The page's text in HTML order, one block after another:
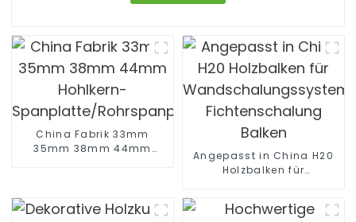
China Fabrik 33mm
35mm 38mm 44mm
Angepasst in China H20
Holzbalken für
Fichtenschalung Balken